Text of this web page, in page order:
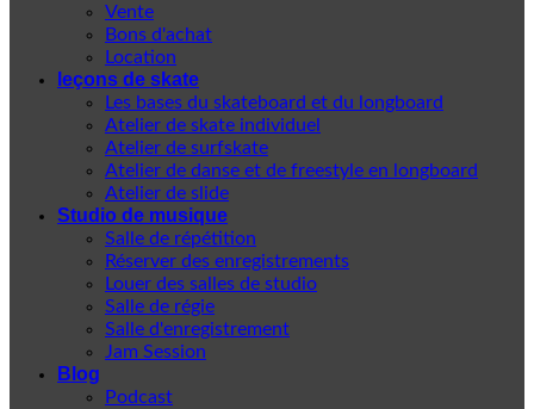
Vente
Bons d'achat
Location
leçons de skate
Les bases du skateboard et du longboard
Atelier de skate individuel
Atelier de surfskate
Atelier de danse et de freestyle en longboard
Atelier de slide
Studio de musique
Salle de répétition
Réserver des enregistrements
Louer des salles de studio
Salle de régie
Salle d'enregistrement
Jam Session
Blog
Podcast